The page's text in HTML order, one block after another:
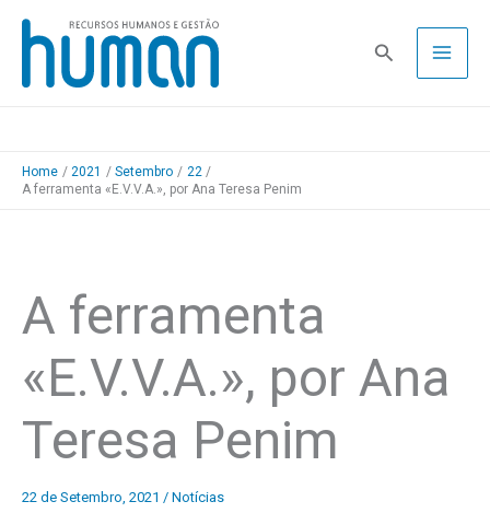
Skip
content
Pesquisa
Home 2021 Setembro
22
A ferramenta «E.V.V.A.», por Ana Teresa Penim
A ferramenta
«E.V.V.A.», por Ana
Teresa Penim
22 de Setembro, 2021 / Notícias